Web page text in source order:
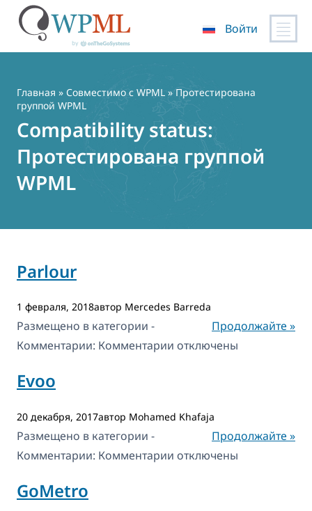
содержимому
Войти
Главная » Совместимо с WPML » Протестирована
группой WPML
Compatibility status:
Протестирована группой
WPML
Parlour
1 февраля, 2018автор Mercedes Barreda
Продолжайте »
Размещено в категории -
Комментарии: Комментарии котключены
Evoo
20 декабря, 2017автор Mohamed Khafaja
Продолжайте »
Размещено в категории -
Комментарии: Комментарии котключены
GoMetro